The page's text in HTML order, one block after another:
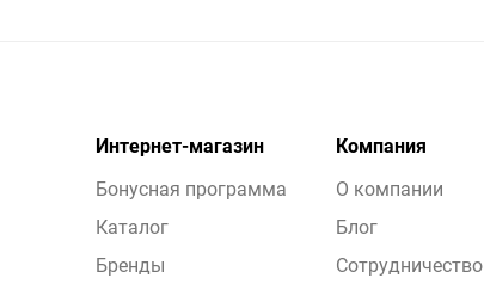
Интернет-магазин
Бонусная программа
Каталог
Бренды
Компания
О компании
Блог
Сотрудничество